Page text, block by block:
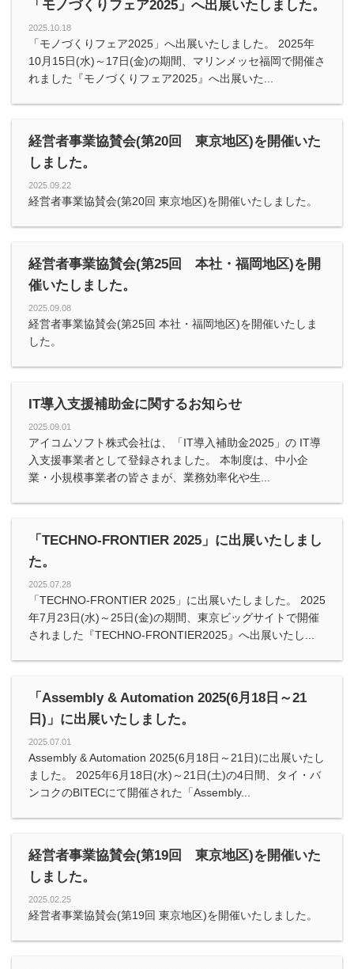
「モノづくりフェア2025」へ出展いたしました。
2025.10.18
「モノづくりフェア2025」へ出展いたしました。 2025年
10月15日(水)～17日(金)の期間、マリンメッセ福岡で開催さ
れました『モノづくりフェア2025』へ出展いた...
経営者事業協賛会(第20回 東京地区)を開催いた
しました。
2025.09.22
経営者事業協賛会(第20回 東京地区)を開催いたしました。
経営者事業協賛会(第25回 本社・福岡地区)を開
催いたしました。
2025.09.08
経営者事業協賛会(第25回 本社・福岡地区)を開催いたしま
した。
IT導入支援補助金に関するお知らせ
2025.09.01
アイコムソフト株式会社は、「IT導入補助金2025」の IT導
入支援事業者として登録されました。 本制度は、中小企
業・小規模事業者の皆さまが、業務効率化や生...
「TECHNO-FRONTIER 2025」に出展いたしまし
た。
2025.07.28
「TECHNO-FRONTIER 2025」に出展いたしました。 2025
年7月23日(水)～25日(金)の期間、東京ビッグサイトで開催
されました『TECHNO-FRONTIER2025』へ出展いたし...
「Assembly & Automation 2025(6月18日～21
日)」に出展いたしました。
2025.07.01
Assembly & Automation 2025(6月18日～21日)に出展いたし
ました。 2025年6月18日(水)～21日(土)の4日間、タイ・バ
ンコクのBITECにて開催された「Assembly...
経営者事業協賛会(第19回 東京地区)を開催いた
しました。
2025.02.25
経営者事業協賛会(第19回 東京地区)を開催いたしました。